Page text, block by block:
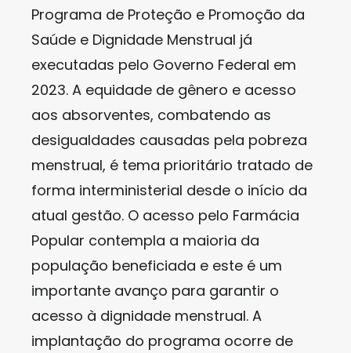
Programa de Proteção e Promoção da
Saúde e Dignidade Menstrual já
executadas pelo Governo Federal em
2023. A equidade de gênero e acesso
aos absorventes, combatendo as
desigualdades causadas pela pobreza
menstrual, é tema prioritário tratado de
forma interministerial desde o início da
atual gestão. O acesso pelo Farmácia
Popular contempla a maioria da
população beneficiada e este é um
importante avanço para garantir o
acesso à dignidade menstrual. A
implantação do programa ocorre de